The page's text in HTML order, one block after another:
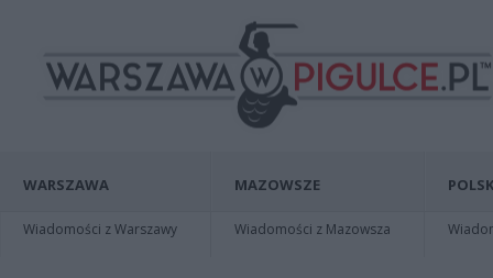
WARSZAWA
Wiadomości z Warszawy
MAZOWSZE
Wiadomości z Mazowsza